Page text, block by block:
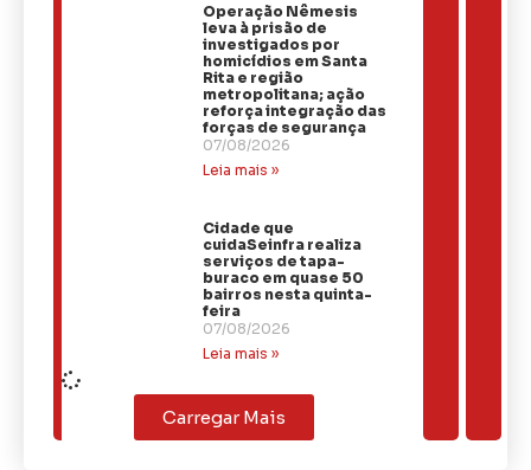
Operação Nêmesis
leva à prisão de
investigados por
homicídios em Santa
Rita e região
metropolitana; ação
reforça integração das
forças de segurança
07/08/2026
Leia mais »
Cidade que
cuidaSeinfra realiza
serviços de tapa-
buraco em quase 50
bairros nesta quinta-
feira
07/08/2026
Leia mais »
Carregar Mais